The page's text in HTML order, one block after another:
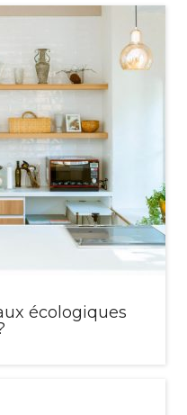
écologiques